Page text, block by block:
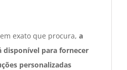
exato que procura, a
disponível para fornecer
personalizadas